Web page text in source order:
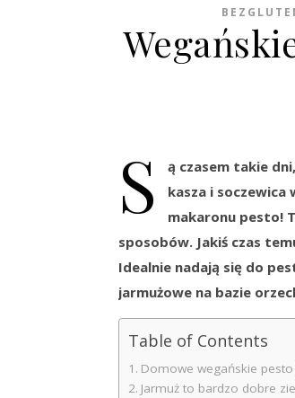
S
ą czasem takie
kasza i
makaronu pesto!
sposobów. Jakiś czas
Idealnie nadają się do
jarmużowe na bazie
Table of Contents
Domowe wegańskie
Jarmuż to bardzo dobre